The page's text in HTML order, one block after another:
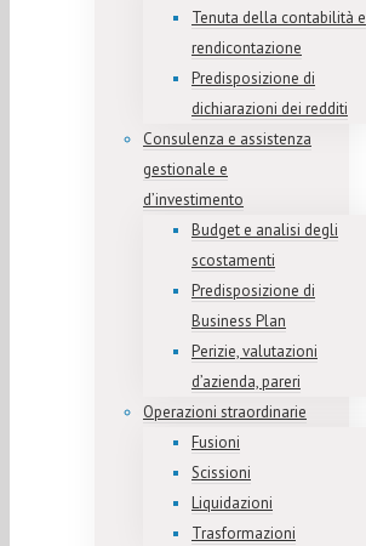
Tenuta della contabilità e
rendicontazione
Predisposizione di
dichiarazioni dei redditi
Consulenza e assistenza
gestionale e
d’investimento
Budget e analisi degli
scostamenti
Predisposizione di
Business Plan
Perizie, valutazioni
d’azienda, pareri
Operazioni straordinarie
Fusioni
Scissioni
Liquidazioni
Trasformazioni